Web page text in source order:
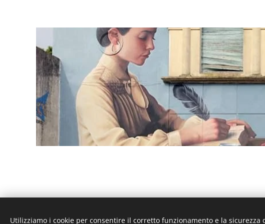
Utilizziamo i cookie per consentire il corretto funzionamento e la sicurezza